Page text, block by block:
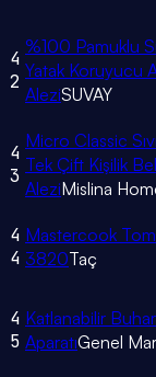
4
2
%100 Pamuklu
Yatak Koruyucu
AleziSUVAY
4
3
Micro Classic
Tek Çift Kişilik
AleziMislina
4
4
Mastercook
3820Taç
4
5
Katlanabilir
AparatıGenel